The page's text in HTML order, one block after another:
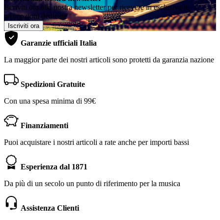
Iscriviti ora alla nostra newsletter per ricevere in esclusiva le
promozioni dedicate
Iscriviti ora
Garanzie ufficiali Italia
La maggior parte dei nostri articoli sono protetti da garanzia nazione
Spedizioni Gratuite
Con una spesa minima di 99€
Finanziamenti
Puoi acquistare i nostri articoli a rate anche per importi bassi
Esperienza dal 1871
Da più di un secolo un punto di riferimento per la musica
Assistenza Clienti